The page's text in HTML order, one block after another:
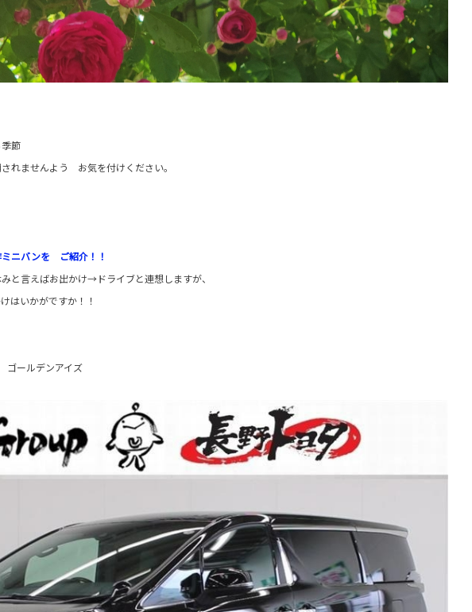
節
れませんよう お気を付けください。
ニバンを ご紹介！！
言えばお出かけ→ドライブと連想しますが、
はいかがですか！！
ールデンアイズ